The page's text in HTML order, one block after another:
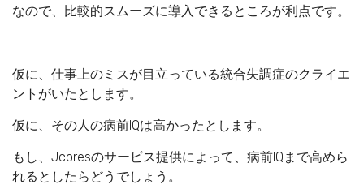
なので、比較的スムーズに導入できるところが利点です。
仮に、仕事上のミスが目立っている統合失調症のクライエ
ントがいたとします。
仮に、その人の病前IQは高かったとします。
もし、Jcoresのサービス提供によって、病前IQまで高めら
れるとしたらどうでしょう。